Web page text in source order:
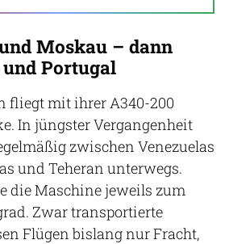
Moskau – dann
Portugal
fliegt mit ihrer A340-200
In jüngster Vergangenheit
zwischen Venezuelas
und Teheran unterwegs.
die Maschine jeweils zum
Zwar transportierte
Flügen bislang nur Fracht,